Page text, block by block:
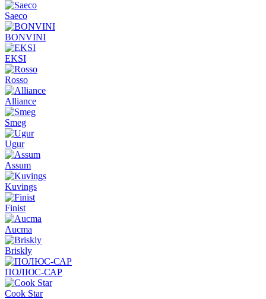
Saeco
BONVINI
EKSI
Rosso
Alliance
Smeg
Ugur
Assum
Kuvings
Finist
Aucma
Briskly
ПОЛЮС-САР
Cook Star